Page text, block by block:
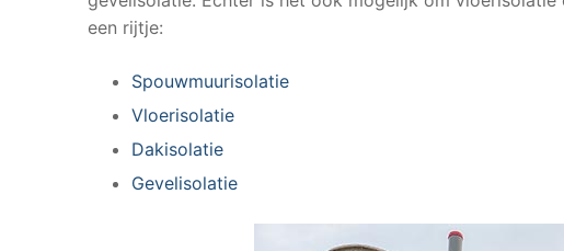
een rijtje:
Spouwmuurisolatie
Vloerisolatie
Dakisolatie
Gevelisolatie